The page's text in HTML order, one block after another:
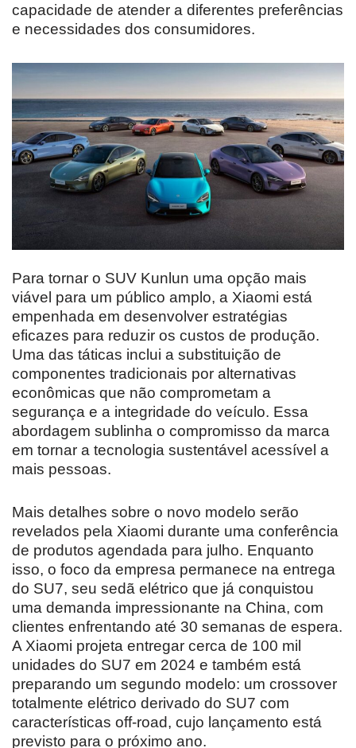
capacidade de atender a diferentes preferências
e necessidades dos consumidores.
Para tornar o SUV Kunlun uma opção mais
viável para um público amplo, a Xiaomi está
empenhada em desenvolver estratégias
eficazes para reduzir os custos de produção.
Uma das táticas inclui a substituição de
componentes tradicionais por alternativas
econômicas que não comprometam a
segurança e a integridade do veículo. Essa
abordagem sublinha o compromisso da marca
em tornar a tecnologia sustentável acessível a
mais pessoas.
Mais detalhes sobre o novo modelo serão
revelados pela Xiaomi durante uma conferência
de produtos agendada para julho. Enquanto
isso, o foco da empresa permanece na entrega
do SU7, seu sedã elétrico que já conquistou
uma demanda impressionante na China, com
clientes enfrentando até 30 semanas de espera.
A Xiaomi projeta entregar cerca de 100 mil
unidades do SU7 em 2024 e também está
preparando um segundo modelo: um crossover
totalmente elétrico derivado do SU7 com
características off-road, cujo lançamento está
previsto para o próximo ano.